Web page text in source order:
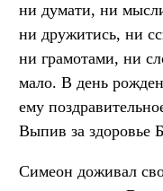
ни думати, ни
ни дружитись, ни
ни грамотами, ни
мало. В день
ему
Выпив за здоровье
Симеон доживал